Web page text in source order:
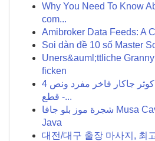
Why You Need To Know
com...
Amibroker Data Feeds: A
Soi dàn đề 10 số Master
Uners&auml;ttliche
ficken
مفرش سرير صيفي كوثر جاكار فاخر مفرد ونص 4
قطع -...
شجرة موز بلو جافا Musa Cavendishii var. Blue
Java
대전/대구 출장 마사지, 최